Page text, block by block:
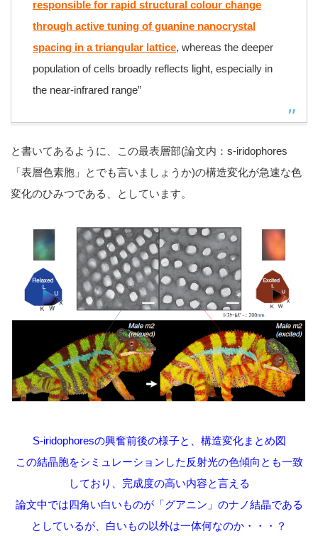
responsible for rapid structural colour change
through active tuning of guanine nanocrystal
spacing in a triangular lattice, whereas the deeper
population of cells broadly reflects light, especially in
the near-infrared range”
と書いてあるように、この最表層部(論文内：s-iridophores
「表層色素胞」とでも言いましょうか)の構造変化が急速な色
変化のひみつである、としています。
S-iridophoresの興奮前後の様子と、構造変化まとめ図
この結晶胞をシミュレーションした反射光の色傾向とも一致
しており、完成度の高い内容と言える
論文中では四角い白いものが「グアニン」のナノ結晶である
としているが、白いもの以外は一体何なのか・・・？